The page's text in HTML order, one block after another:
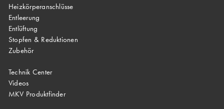
Heizkörperanschlüsse
Entleerung
Entlüftung
Stopfen & Reduktionen
Zubehör
Technik Center
Videos
MKV Produktfinder